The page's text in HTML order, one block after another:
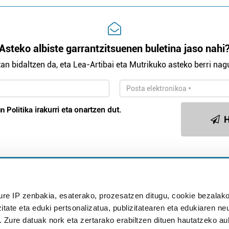
IP zenbakia, esaterako, prozesatzen ditugu, cookie
eta eduki pertsonalizatua, publizitatearen eta edukiaren
datuak nork eta zertarako erabiltzen dituen hautatzeko
albiste garrantzitsuenen buletina jaso
bidaltzen da, eta Lea-Artibai eta Mutrikuko asteko berri
Politika irakurri eta onartzen dut.